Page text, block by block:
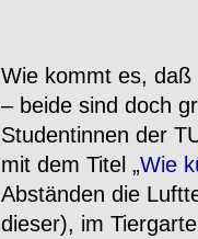
Wie kommt es, daß
– beide sind doch
Studentinnen der
mit dem Titel „Wie
Abständen die
dieser), im